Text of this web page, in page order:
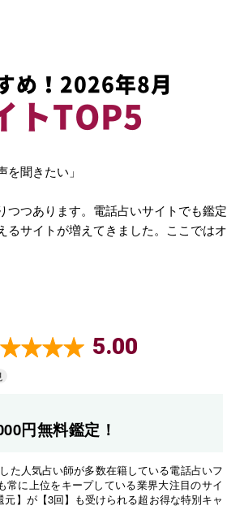
め！2026年8月
トTOP5
聞きたい」
つあります。電話占いサイトでも鑑定
サイトが増えてきました。ここではオ
5.00
円無料鑑定！
た人気占い師が多数在籍している電話占いフ
常に上位をキープしている業界大注目のサイ
】が【3回】も受けられる超お得な特別キャ